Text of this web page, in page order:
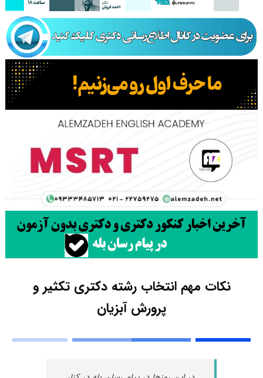
نکات مهم انتخاب رشته دکتری تکثیر و
پرورش آبزیان